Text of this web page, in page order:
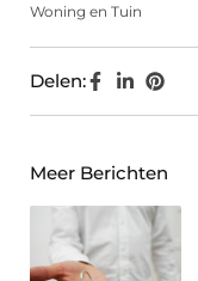
Woning en Tuin
Delen:
Meer Berichten